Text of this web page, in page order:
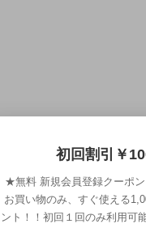
初回割引￥
★無料 新規会員登録クーポ
お買い物のみ、すぐ使える
ント！！初回１回のみ利用可